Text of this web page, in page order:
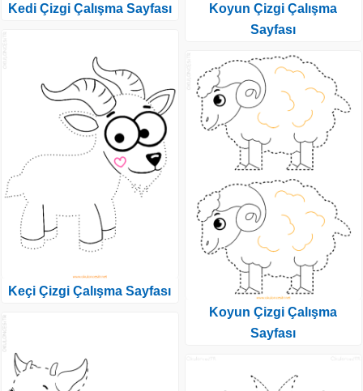
Kedi Çizgi Çalışma Sayfası
Keçi Çizgi Çalışma Sayfası
Koyun Çizgi Çalışma
Sayfası
Koyun Çizgi Çalışma
Sayfası